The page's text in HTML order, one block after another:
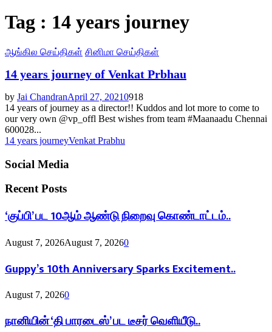
Tag : 14 years journey
ஆங்கில செய்திகள் சினிமா செய்திகள்
14 years journey of Venkat Prbhau
by Jai ChandranApril 27, 20210918
14 years of journey as a director!! Kuddos and lot more to come to
our very own @vp_offl Best wishes from team #Maanaadu Chennai
600028...
14 years journeyVenkat Prabhu
Social Media
Recent Posts
‘குப்பி’ பட 10ஆம் ஆண்டு நிறைவு கொண்டாட்டம்..
August 7, 2026August 7, 20260
Guppy’s 10th Anniversary Sparks Excitement..
August 7, 20260
நானியின் ‘தி பாரடைஸ்’ பட டீசர் வெளியீடு..